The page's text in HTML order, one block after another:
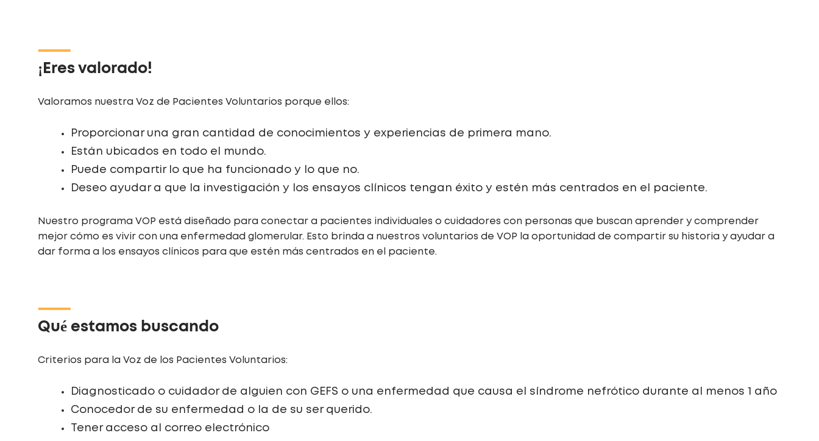
¡Eres valorado!
Valoramos nuestra Voz de Pacientes Voluntarios porque ellos:
Proporcionar una gran cantidad de conocimientos y experiencias de primera mano.
Están ubicados en todo el mundo.
Puede compartir lo que ha funcionado y lo que no.
Deseo ayudar a que la investigación y los ensayos clínicos tengan éxito y estén más centrados en el paciente.
Nuestro programa VOP está diseñado para conectar a pacientes individuales o cuidadores con personas que buscan aprender y comprender
mejor cómo es vivir con una enfermedad glomerular. Esto brinda a nuestros voluntarios de VOP la oportunidad de compartir su historia y ayudar a
dar forma a los ensayos clínicos para que estén más centrados en el paciente.
Qué estamos buscando
Criterios para la Voz de los Pacientes Voluntarios:
Diagnosticado o cuidador de alguien con GEFS o una enfermedad que causa el síndrome nefrótico durante al menos 1 año
Conocedor de su enfermedad o la de su ser querido.
Tener acceso al correo electrónico